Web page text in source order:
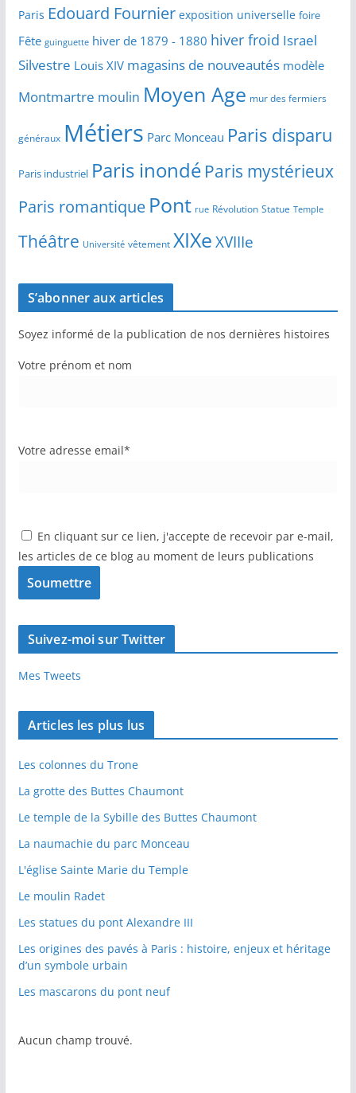
Paris Edouard Fournier exposition universelle foire
Fête guinguette hiver de 1879 - 1880 hiver froid Israel
Silvestre Louis XIV magasins de nouveautés modèle
Montmartre moulin Moyen Age mur des fermiers
généraux Métiers Parc Monceau Paris disparu
Paris industriel Paris inondé Paris mystérieux
Paris romantique Pont rue Révolution Statue Temple
Théâtre Université vêtement XIXeXVIIIe
S’abonner aux articles
Soyez informé de la publication de nos dernières histoires
Votre prénom et nom
Votre adresse email*
En cliquant sur ce lien, j'accepte de recevoir par e-mail,
les articles de ce blog au moment de leurs publications
Suivez-moi sur Twitter
Mes Tweets
Articles les plus lus
Les colonnes du Trone
La grotte des Buttes Chaumont
Le temple de la Sybille des Buttes Chaumont
La naumachie du parc Monceau
L'église Sainte Marie du Temple
Le moulin Radet
Les statues du pont Alexandre III
Les origines des pavés à Paris : histoire, enjeux et héritage
d’un symbole urbain
Les mascarons du pont neuf
Aucun champ trouvé.